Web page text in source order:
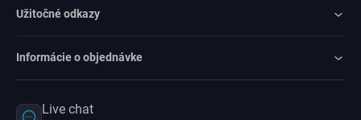
Užitočné odkazy
Informácie o objednávke
Live chat